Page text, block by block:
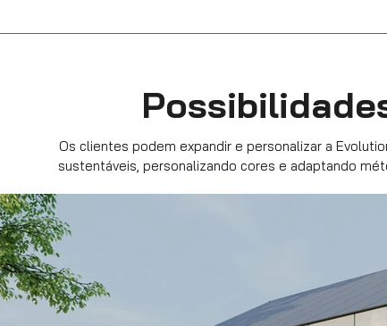
Os clientes podem expandir e personalizar a
sustentáveis, personalizando cores e adaptando